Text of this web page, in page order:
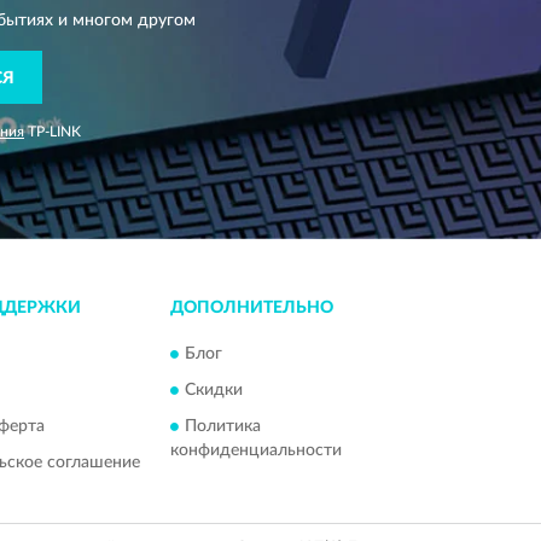
и многом другом
TP-LINK
соглашение
ДОПОЛНИТЕЛЬНО
Блог
Скидки
Политика
конфиденциальности